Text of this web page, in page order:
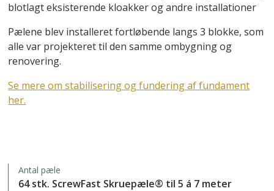
blotlagt eksisterende kloakker og andre installationer
Pælene blev installeret fortløbende langs 3 blokke, som
alle var projekteret til den samme ombygning og
renovering.
Se mere om stabilisering og fundering af fundament
her.
Antal pæle
64 stk. ScrewFast Skruepæle® til 5 á 7 meter